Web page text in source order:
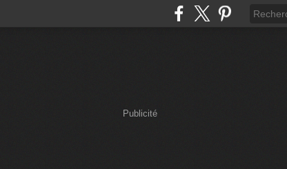
Publicité